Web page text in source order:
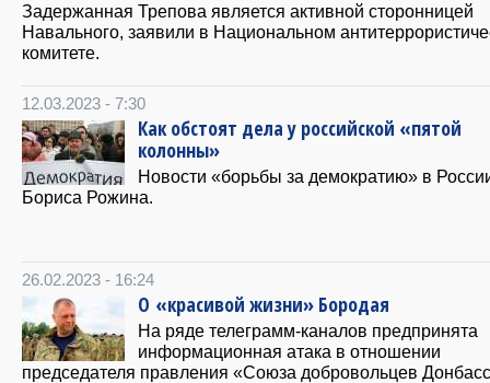
Задержанная Трепова является активной сторонницей
Навального, заявили в Национальном
комитете.
12.03.2023 - 7:30
Как обстоят дела у российской «пятой
колонны»
Новости «борьбы за демократию» в
Бориса Рожина.
26.02.2023 - 16:24
О «красивой жизни» Бородая
На ряде телеграмм-каналов предпринята
информационная атака в отношении
председателя правления «Союза добровольцев